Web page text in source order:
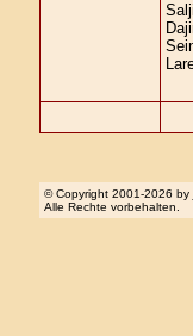
© Copyright 2001-2026 by
Alle Rechte vorbehalten.